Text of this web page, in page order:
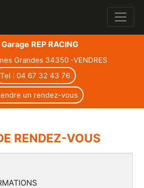
Garage REP RACING
Grandes 34350 -VENDRES
Tel : 04 67 32 43 76
un rendez-vous
RENDEZ-VOUS